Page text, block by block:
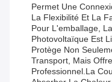
Permet Une
La Flexibilité Et La
Pour L'emballage,
Photovoltaïque Est
Protège Non
Transport, Mais
Professionnel.La